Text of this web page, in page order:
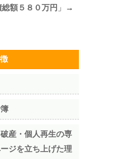
額５８０万円 」→
産・個人再生の専
ジを立ち上げた理